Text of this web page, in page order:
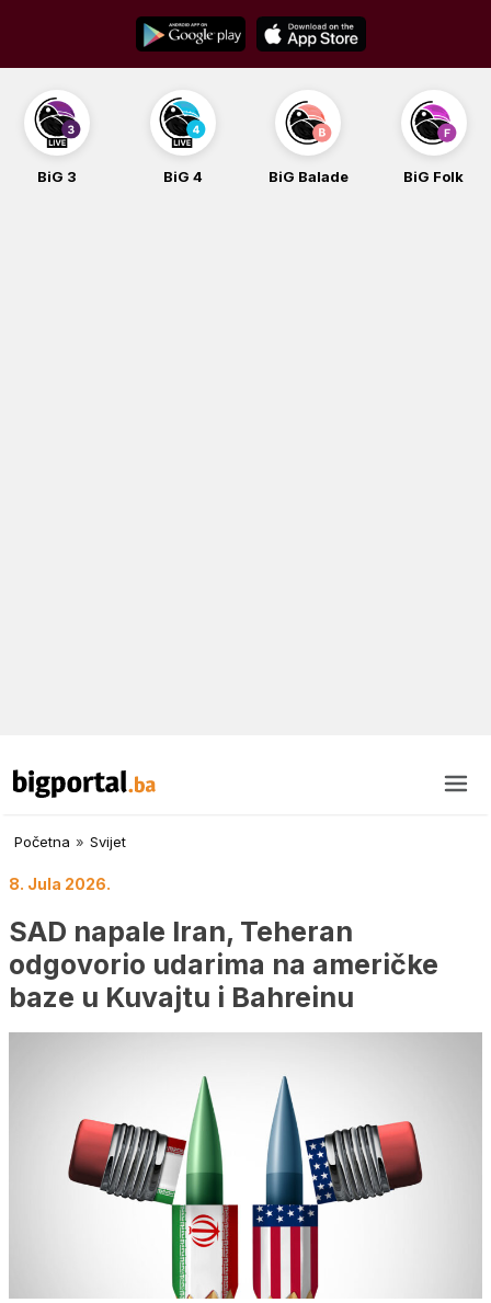
content
BiG 3 BiG 4 BiG Balade BiG Folk
Početna » Svijet
8. Jula 2026.
SAD napale Iran, Teheran
odgovorio udarima na američke
baze u Kuvajtu i Bahreinu